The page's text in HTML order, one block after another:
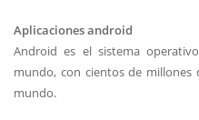
Aplicaciones android
Android es el sistema
mundo, con cientos de millones
mundo.